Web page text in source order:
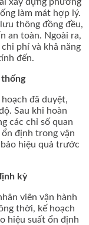
làm mát hợp lý.
thông đồng đều,
an toàn. Ngoài ra,
phí và khả năng
đến.
đã duyệt,
Sau khi hoàn
các chỉ số quan
định trong vận
hiệu quả trước
kỳ
viên vận hành
thời, kế hoạch
hiệu suất ổn định